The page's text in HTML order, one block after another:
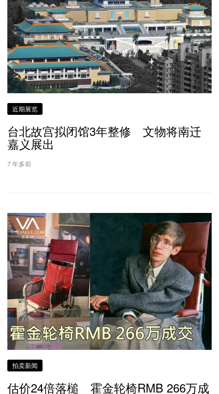
近期展览
台北故宫拟闭馆3年整修 文物将南迁
嘉义展出
7 年多前
拍卖新闻
估价24倍落槌 霍金轮椅RMB 266万成